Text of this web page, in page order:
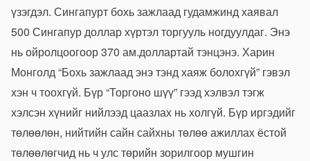
үзэгдэл. Сингапурт бохь зажлаад гудамжинд хаявал
500 Сингапур доллар хүртэл торгууль ногдуулдаг. Энэ
нь ойролцоогоор 370 ам.доллартай тэнцэнэ. Харин
Монголд “Бохь зажлаад энэ тэнд хаяж болохгүй” гэвэл
хэн ч тоохгүй. Бүр “Торгоно шүү” гээд хэлвэл тэгж
хэлсэн хүнийг нийлээд цаазлах нь холгүй. Бүр иргэдийг
төлөөлөн, нийтийн сайн сайхны төлөө ажиллах ёстой
төлөөлөгчид нь ч улс төрийн зорилгоор мушгин